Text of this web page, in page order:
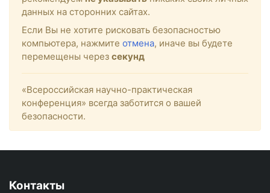
данных на сторонних сайтах.
Если Вы не хотите рисковать безопасностью
компьютера, нажмите отмена, иначе вы будете
перемещены через секунд
«Всероссийская научно-практическая
конференция» всегда заботится о вашей
безопасности.
Контакты